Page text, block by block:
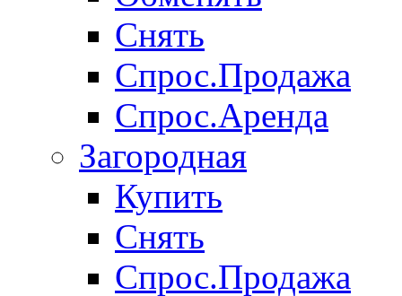
Снять
Спрос.Продажа
Спрос.Аренда
Загородная
Купить
Снять
Спрос.Продажа